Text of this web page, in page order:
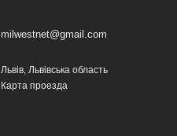
milwestnet@gmail.com
Львів, Львівська область
Карта проезда